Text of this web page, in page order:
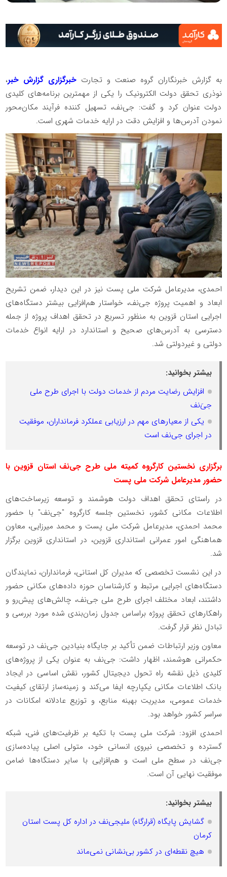
به گزارش خبرنگاران گروه صنعت و تجارت خبرگزاری گزارش خبر،
نوذری تحقق دولت الکترونیک را یکی از مهمترین برنامه‌های کلیدی
دولت عنوان کرد و گفت: جی‌نف، تسهیل کننده فرآیند مکان‌محور
نمودن آدرس‌ها و افزایش دقت در ارایه خدمات شهری است.
احمدی، مدیرعامل شرکت ملی پست نیز در این دیدار، ضمن تشریح
ابعاد و اهمیت پروژه جی‌نف، خواستار هم‌افزایی بیشتر دستگاه‌های
اجرایی استان قزوین به منظور تسریع در تحقق اهداف پروژه از جمله
دسترسی به آدرس‌های صحیح و استاندارد در ارایه انواع خدمات
دولتی و غیردولتی شد.
بیشتر بخوانید:
افزایش رضایت مردم از خدمات دولت با اجرای طرح ملی
جی‌َنف
یکی از معیارهای مهم در ارزیابی عملکرد فرمانداران، موفقیت
در اجرای جی‌نف است
برگزاری نخستین کارگروه کمیته ملی طرح جی‌نف استان قزوین با
حضور مدیرعامل شرکت ملی پست
در راستای تحقق اهداف دولت هوشمند و توسعه زیرساخت‌های
اطلاعات مکانی کشور، نخستین جلسه کارگروه "جی‌نف" با حضور
محمد احمدی، مدیرعامل شرکت ملی پست و محمد میرزایی، معاون
هماهنگی امور عمرانی استانداری قزوین، در استانداری قزوین برگزار
شد.
در این نشست تخصصی که مدیران کل استانی، فرمانداران، نمایندگان
دستگاه‌های اجرایی مرتبط و کارشناسان حوزه داده‌های مکانی حضور
داشتند، ابعاد مختلف اجرای طرح ملی جی‌نف، چالش‌های پیش‌رو و
راهکارهای تحقق پروژه براساس جدول زمان‌بندی شده مورد بررسی و
تبادل نظر قرار گرفت.
معاون وزیر ارتباطات ضمن تأکید بر جایگاه بنیادین جی‌نف در توسعه
حکمرانی هوشمند، اظهار داشت: جی‌نف به عنوان یکی از پروژه‌های
کلیدی ذیل نقشه راه تحول دیجیتال کشور، نقش اساسی در ایجاد
بانک اطلاعات مکانی یکپارچه ایفا می‌کند و زمینه‌ساز ارتقای کیفیت
خدمات عمومی، مدیریت بهینه منابع، و توزیع عادلانه امکانات در
سراسر کشور خواهد بود.
احمدی افزود: شرکت ملی پست با تکیه بر ظرفیت‌های فنی، شبکه
گسترده و تخصصی نیروی انسانی خود، متولی اصلی پیاده‌سازی
جی‌نف در سطح ملی است و هم‌افزایی با سایر دستگاه‌ها ضامن
موفقیت نهایی آن است.
بیشتر بخوانید:
گشایش پایگاه (قرارگاه) ملیجی‌نف در اداره کل پست استان
کرمان
هیچ نقطه‌ای در کشور بی‌نشانی نمی‌ماند